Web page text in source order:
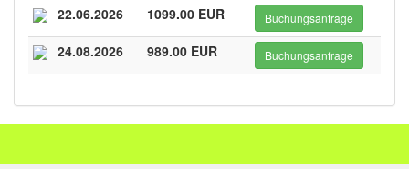
22.06.2026
1099.00 EUR Buchungsanfrage
24.08.2026 989.00 EUR Buchungsanfrage